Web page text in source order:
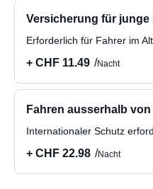
Versicherung für junge
Erforderlich für Fahrer im
+ CHF 11.49 Nacht
Fahren ausserhalb
Internationaler Schutz
+ CHF 22.98 Nacht